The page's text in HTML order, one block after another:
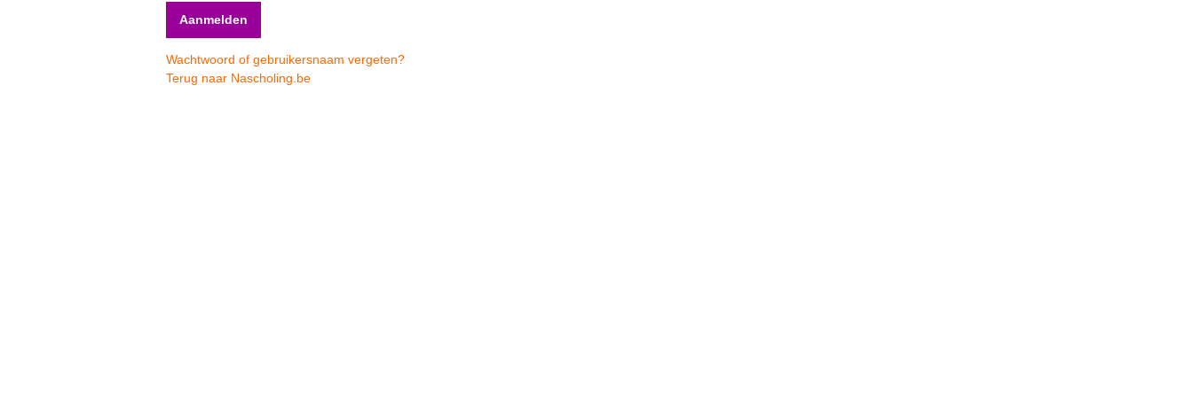
Wachtwoord of gebruikersnaam vergeten?
Terug naar Nascholing.be